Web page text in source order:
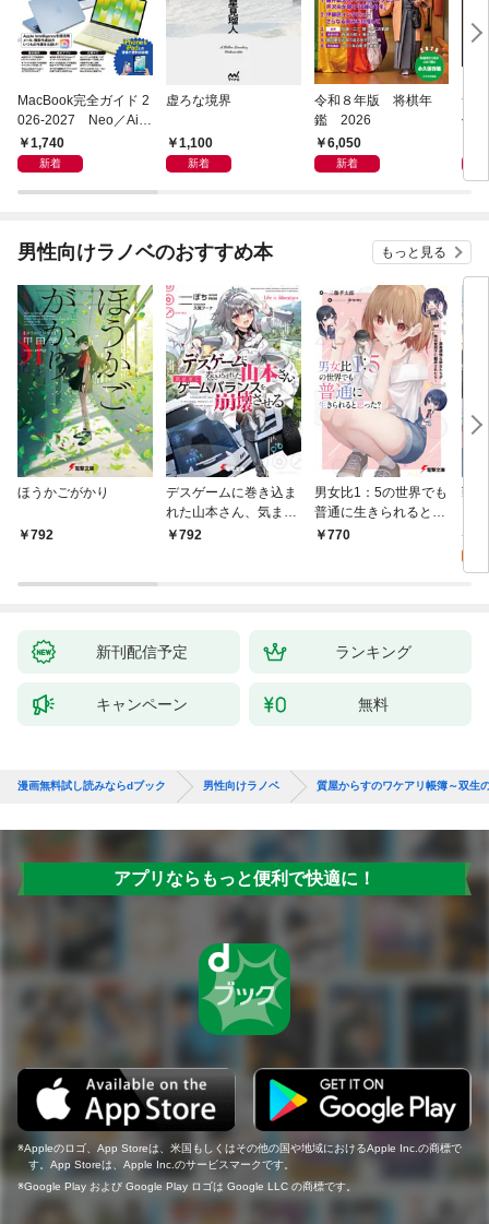
MacBook完全ガイド 2
026-2027 Neo／Air
／Pro対応
1,740
新着
虚ろな境界
1,100
新着
令和８年版 将棋年
鑑 2026
6,050
新着
つ
像
男性向けラノベのおすすめ本 もっと見る
ほうかごがかり
792
デスゲームに巻き込ま
れた山本さん、気まま
にゲームバランスを崩
792
男女比1：5の世界でも
普通に生きられると思
った？ ～激重感情な
770
戦
特
新刊配信予定 ランキング
キャンペーン 無料
漫画無料試し読みならdブック 男性向けラノベ 質屋からすのワケアリ帳簿～双生
アプリならもっと便利で快適に！
Appleのロゴ、App Storeは、米国もしくはその他の国や地域におけるApple Inc.の商標で
す。App Storeは、Apple Inc.のサービスマークです。
Google Play および Google Play ロゴは Google LLC の商標です。